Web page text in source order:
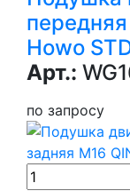
Howo
Арт.:
по запросу